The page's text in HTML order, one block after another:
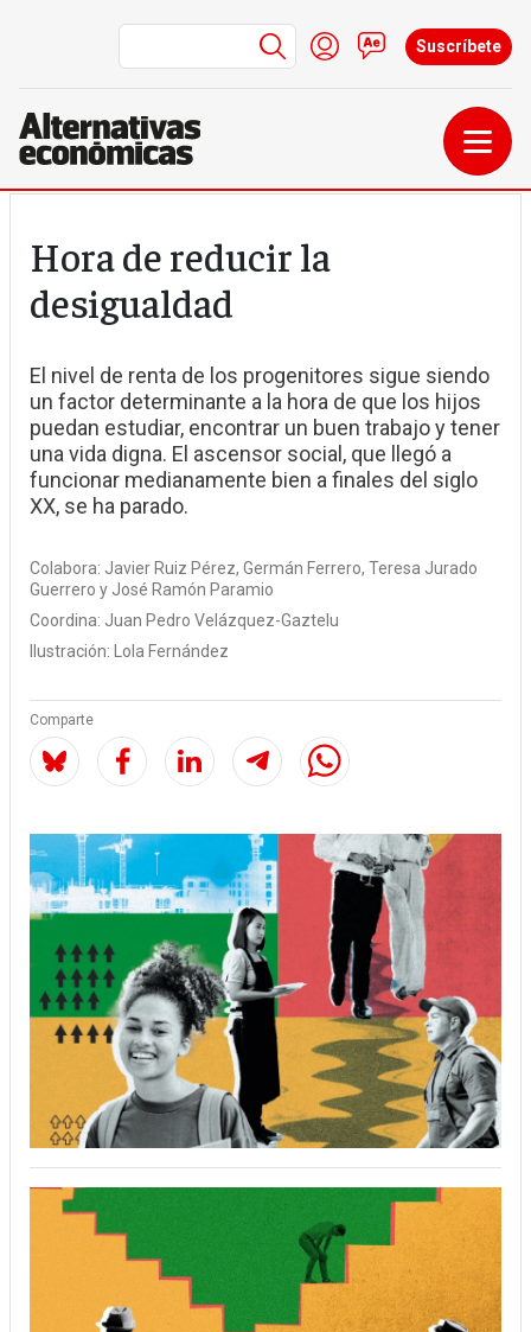
Menú de cuenta de
Iniciar sesión
Contacto
Suscríbete
Hora de reducir la
desigualdad
El nivel de renta de los progenitores sigue siendo
un factor determinante a la hora de que los hijos
puedan estudiar, encontrar un buen trabajo y tener
una vida digna. El ascensor social, que llegó a
funcionar medianamente bien a finales del siglo
XX, se ha parado.
Colabora: Javier Ruiz Pérez Germán Ferrero Teresa Jurado
Guerrero
José Ramón Paramio
Coordina: Juan Pedro Velázquez-Gaztelu
Ilustración:
Lola Fernández
Comparte
Image